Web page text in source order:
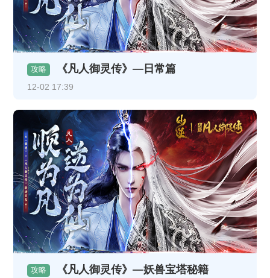
攻略 《凡人御灵传》—日常篇
12-02 17:39
攻略 《凡人御灵传》—妖兽宝塔秘籍